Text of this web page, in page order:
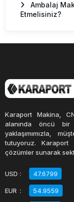
Ambalaj
Etmelisiniz?
Karaport Makina,
alanında öncü bir
yaklaşımımızla,
tutuyoruz.
çözümler sunarak
USD : 47.6799
EUR : 54.9559